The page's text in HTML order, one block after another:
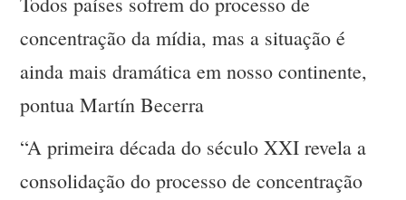
concentração da mídia, mas a situação é
ainda mais dramática em nosso continente,
pontua Martín Becerra
“A primeira década do século XXI revela a
consolidação do processo de concentração